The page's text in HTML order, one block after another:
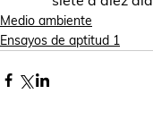
Medio ambiente
Ensayos de aptitud 1